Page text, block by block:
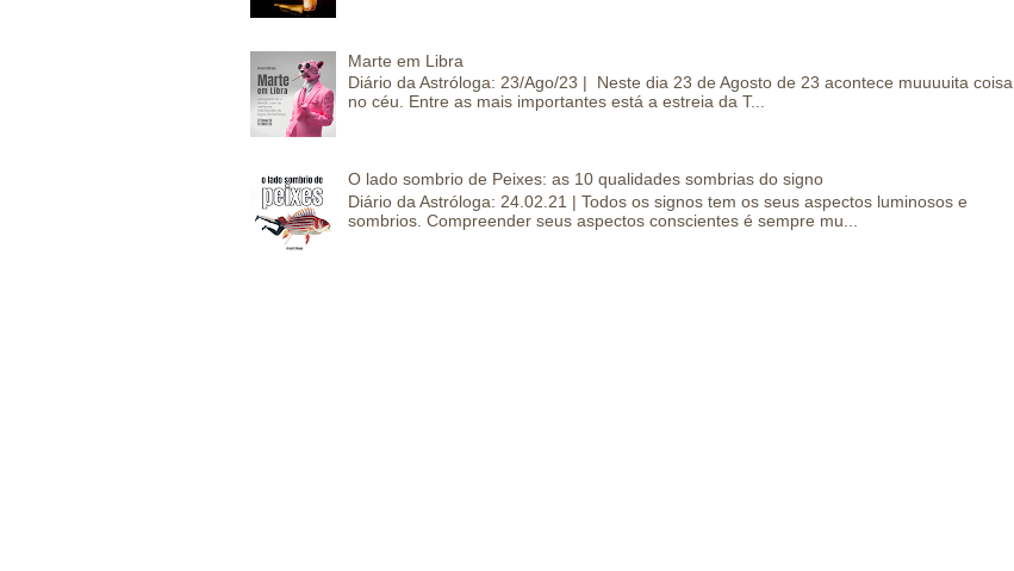
Marte em Libra
Diário da Astróloga: 23/Ago/23 | Neste dia 23 de Agosto de 23 acontece muuuuita coisa
no céu. Entre as mais importantes está a estreia da T...
O lado sombrio de Peixes: as 10 qualidades sombrias do signo
Diário da Astróloga: 24.02.21 | Todos os signos tem os seus aspectos luminosos e
sombrios. Compreender seus aspectos conscientes é sempre mu...